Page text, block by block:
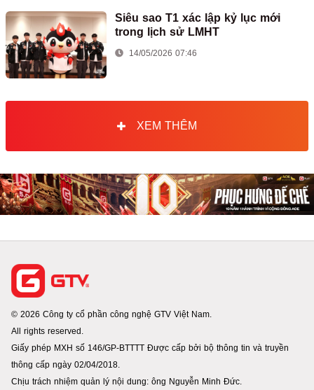
Siêu sao T1 xác lập kỷ lục mới
trong lịch sử LMHT
14/05/2026 07:46
XEM THÊM
© 2026 Công ty cổ phần công nghệ GTV Việt Nam.
All rights reserved.
Giấy phép MXH số 146/GP-BTTTT Được cấp bởi bộ thông tin và truyền
thông cấp ngày 02/04/2018.
Chịu trách nhiệm quản lý nội dung: ông Nguyễn Minh Đức.